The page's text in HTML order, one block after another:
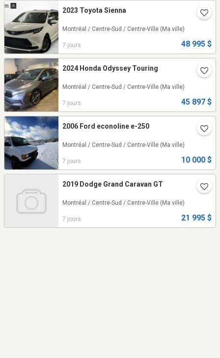
2023 Toyota Sienna
Montréal / Centre-Sud / Centre-Ville (Ma ville)
7 jours 48 995 $
2024 Honda Odyssey Touring
Montréal / Centre-Sud / Centre-Ville (Ma ville)
7 jours 45 897 $
2006 Ford econoline e-250
Montréal / Centre-Sud / Centre-Ville (Ma ville)
7 jours 10 000 $
2019 Dodge Grand Caravan GT
Montréal / Centre-Sud / Centre-Ville (Ma ville)
7 jours 21 995 $